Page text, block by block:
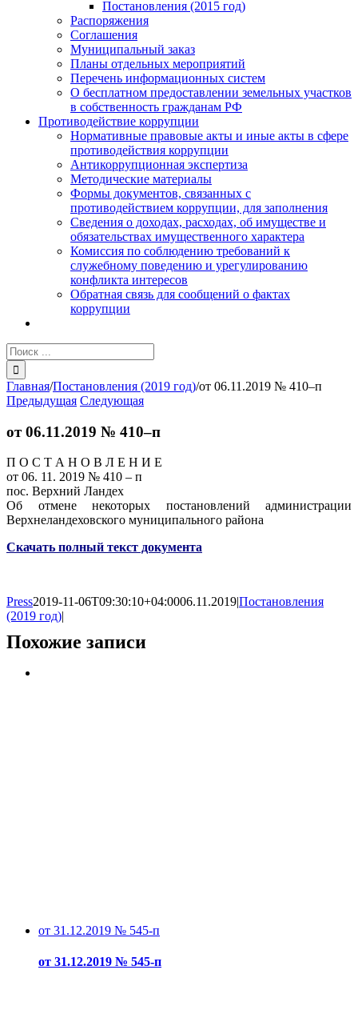
Постановления (2015 год)
Распоряжения
Соглашения
Муниципальный заказ
Планы отдельных мероприятий
Перечень информационных систем
О бесплатном предоставлении земельных участков
в собственность гражданам РФ
Противодействие коррупции
Нормативные правовые акты и иные акты в сфере
противодействия коррупции
Антикоррупционная экспертиза
Методические материалы
Формы документов, связанных с
противодействием коррупции, для заполнения
Сведения о доходах, расходах, об имуществе и
обязательствах имущественного характера
Комиссия по соблюдению требований к
служебному поведению и урегулированию
конфликта интересов
Обратная связь для сообщений о фактах
коррупции
Результат
поиска:
Главная/Постановления (2019 год)/от 06.11.2019 № 410–п
Предыдущая Следующая
от 06.11.2019 № 410–п
П О С Т А Н О В Л Е Н И Е
от 06. 11. 2019 № 410 – п
пос. Верхний Ландех
Об отмене некоторых постановлений администрации
Верхнеландеховского муниципального района
Скачать полный текст документа
Press2019-11-06T09:30:10+04:0006.11.2019|Постановления
(2019 год)|
Похожие записи
от 31.12.2019 № 545-п
от 31.12.2019 № 545-п